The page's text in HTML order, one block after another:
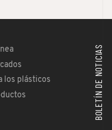
los plásticos
BOLETÍN DE NOTICIAS